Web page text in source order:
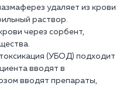
удаляет из крови
раствор.
через сорбент,
(УБОД) подходит
вводят в
вводят препараты,